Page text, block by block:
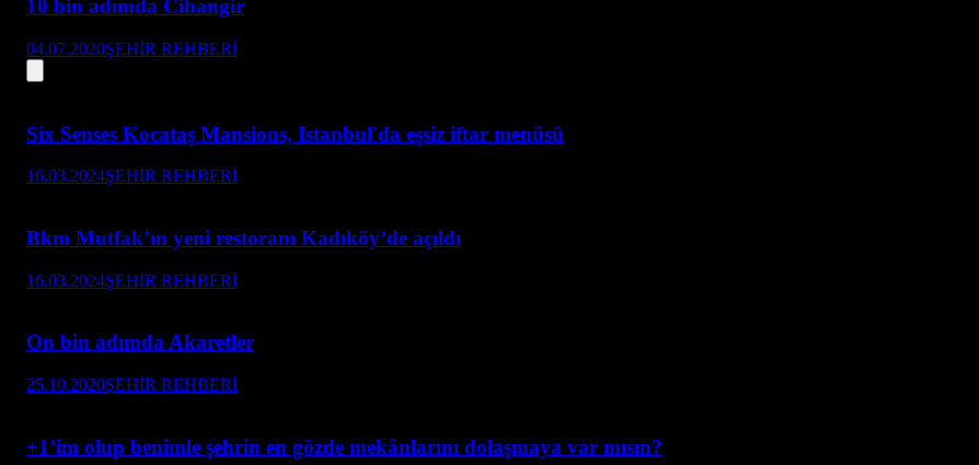
10 bin adımda Cihangir
04.07.2020ŞEHİR REHBERİ
Six Senses Kocataş Mansions, Istanbul'da eşsiz iftar menüsü
16.03.2024ŞEHİR REHBERİ
Bkm Mutfak’ın yeni restoranı Kadıköy’de açıldı
16.03.2024ŞEHİR REHBERİ
On bin adımda Akaretler
25.10.2020ŞEHİR REHBERİ
+1’im olup benimle şehrin en gözde mekânlarını dolaşmaya var mısın?